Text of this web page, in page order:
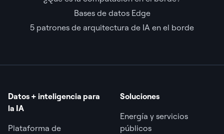
Bases de datos Edge
5 patrones de arquitectura de IA en el borde
Datos + inteligencia para
la IA
Plataforma de
Soluciones
Energía y servicios
públicos